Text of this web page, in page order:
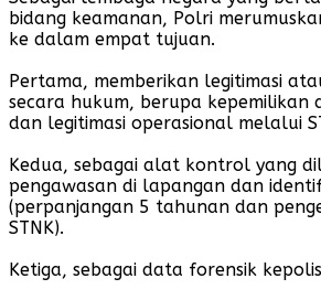
bidang keamanan, Polri
ke dalam empat tujuan.
Pertama, memberikan legitimasi
secara hukum, berupa kepemilikan
dan legitimasi operasional melalui
Kedua, sebagai alat kontrol yang
pengawasan di lapangan dan
(perpanjangan 5 tahunan dan
STNK).
Ketiga, sebagai data forensik